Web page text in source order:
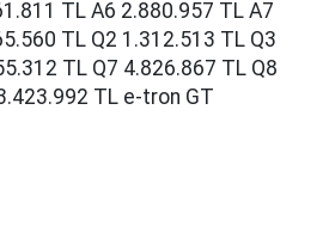
TL A6 2.880.957 TL A7
TL Q2 1.312.513 TL Q3
TL Q7 4.826.867 TL Q8
TL e-tron GT